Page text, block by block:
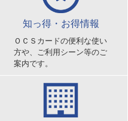
知っ得・お得情報
ＯＣＳカードの便利な使い
方や、ご利用シーン等のご
案内です。